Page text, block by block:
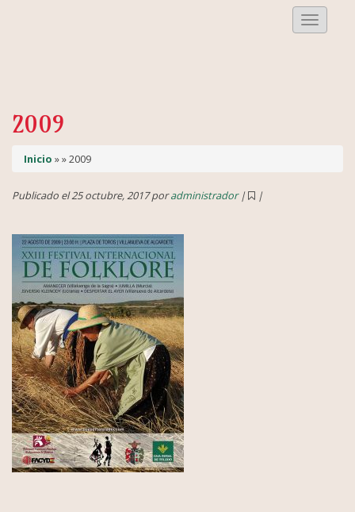
Menu
2009
Inicio » » 2009
Publicado el 25 octubre, 2017 poradministrador| |